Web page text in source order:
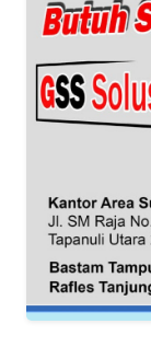
WN
BARAT
WN
SERAMBI
WN
JAMBI